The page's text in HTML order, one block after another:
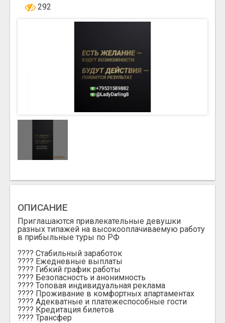
292
ОПИСАНИЕ
Приглашаются привлекательные девушки
разных типажей на высокооплачиваемую работу
в прибыльные туры по РФ
???? Стабильный заработок
???? Ежедневные выплаты
???? Гибкий график работы
???? Безопасность и анонимность
???? Топовая индивидуальная реклама
???? Проживание в комфортных апартаментах
???? Адекватные и платежеспособные гости
???? Кредитация билетов
???? Трансфер